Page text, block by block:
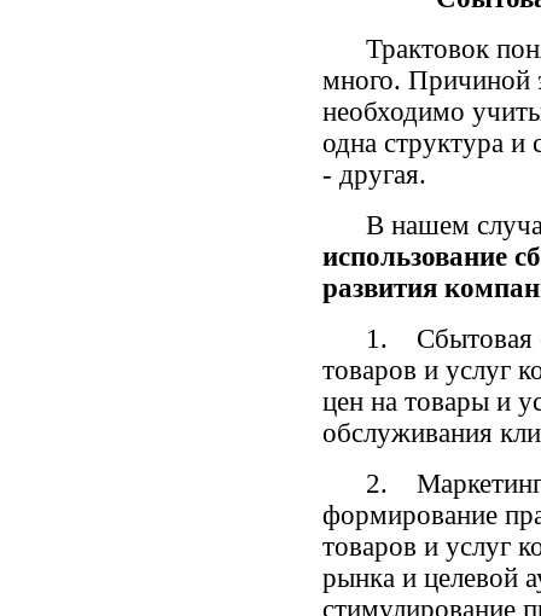
Трактовок
много. Причиной
необходимо
одна структура и
- другая.
В нашем
использование
развития
1. Сбытовая
товаров и услуг
цен на товары и
обслуживания
2.
формирование
товаров и услуг
рынка и целевой
стимулирование